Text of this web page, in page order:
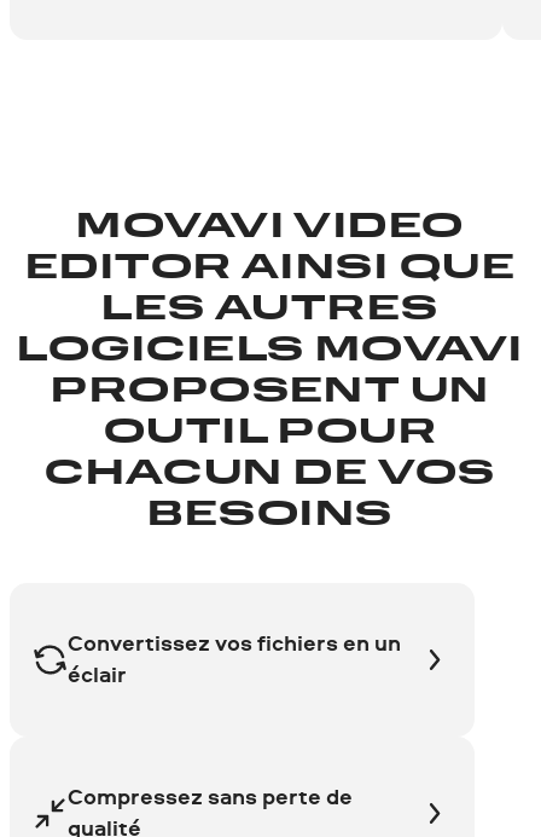
MOVAVI VIDEO
EDITOR AINSI QUE
LES AUTRES
LOGICIELS MOVAVI
PROPOSENT UN
OUTIL POUR
CHACUN DE VOS
BESOINS
Convertissez vos fichiers en un
éclair
Compressez sans perte de
qualité